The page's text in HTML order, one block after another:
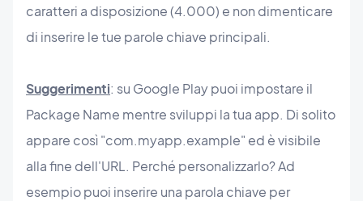
caratteri a disposizione (4.000) e non dimenticare
di inserire le tue parole chiave principali.
Suggerimenti: su Google Play puoi impostare il
Package Name mentre sviluppi la tua app. Di solito
appare così "com.myapp.example" ed è visibile
alla fine dell'URL. Perché personalizzarlo? Ad
esempio puoi inserire una parola chiave per